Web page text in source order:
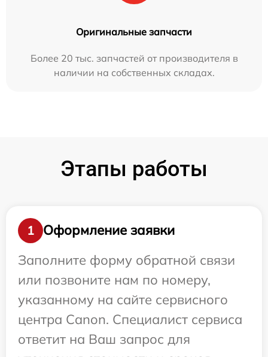
Оригинальные запчасти
Более 20 тыс. запчастей от производителя в
наличии на собственных складах.
Этапы работы
1
Оформление заявки
Заполните форму обратной связи
или позвоните нам по номеру,
указанному на сайте сервисного
центра Canon. Специалист сервиса
ответит на Ваш запрос для